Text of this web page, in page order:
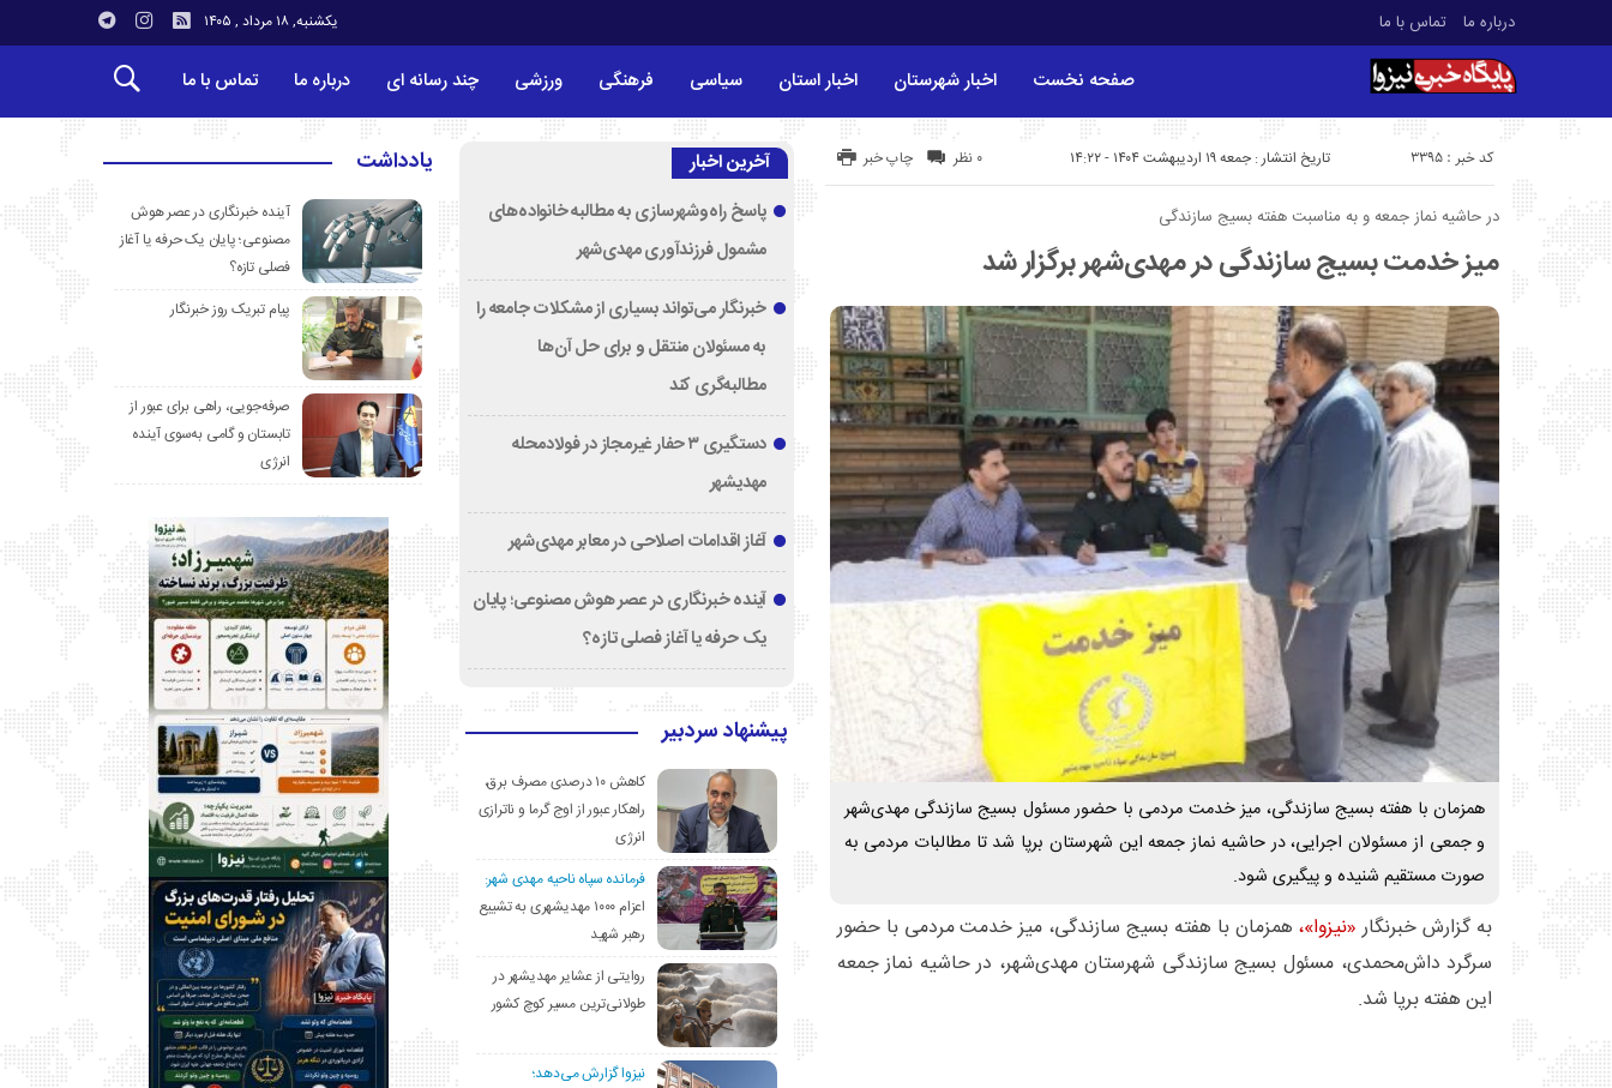
درباره ما تماس با ما یکشنبه, ۱۸ مرداد , ۱۴۰۵
صفحه نخست اخبار شهرستان اخبار استان سیاسی فرهنگی ورزشی چند رسانه ای درباره ما تماس با ما
تاریخ انتشار : جمعه ۱۹ اردیبهشت ۱۴۰۴ - ۱۴:۲۲ کد خبر : 3395 چاپ خبر ۰ نظر
در حاشیه نماز جمعه و به مناسبت هفته بسیج سازندگی
میز خدمت بسیج سازندگی در مهدی‌شهر برگزار شد
همزمان با هفته بسیج سازندگی، میز خدمت مردمی با حضور مسئول بسیج سازندگی مهدی‌شهر
و جمعی از مسئولان اجرایی، در حاشیه نماز جمعه این شهرستان برپا شد تا مطالبات مردمی به
صورت مستقیم شنیده و پیگیری شود.
به گزارش خبرنگار«نیزوا»، همزمان با هفته بسیج سازندگی، میز خدمت مردمی با حضور
سرگرد داش‌محمدی، مسئول بسیج سازندگی شهرستان مهدی‌شهر، در حاشیه نماز جمعه
این هفته برپا شد.
آخرین اخبار
پاسخ راه‌وشهرسازی به مطالبه خانواده‌های
مشمول فرزندآوری مهدی‌شهر
خبرنگار می‌تواند بسیاری از مشکلات جامعه را
به مسئولان منتقل و برای حل آن‌ها
مطالبه‌گری کند
دستگیری ۳ حفار غیرمجاز در فولادمحله
مهدیشهر
آغاز اقدامات اصلاحی در معابر مهدی‌شهر
آینده خبرنگاری در عصر هوش مصنوعی؛ پایان
یک حرفه یا آغاز فصلی تازه؟
پیشنهاد سردبیر
کاهش ۱۰ درصدی مصرف برق،
راهکار عبور از اوج گرما و ناترازی
انرژی
فرمانده سپاه ناحیه مهدی شهر:
اعزام ۱۰۰۰ مهدیشهری به تشییع
رهبر شهید
روایتی از عشایر مهدیشهر در
طولانی‌ترین مسیر کوچ کشور
نیزوا گزارش می‌دهد؛
یادداشت
آینده خبرنگاری در عصر هوش
مصنوعی؛ پایان یک حرفه یا آغاز
فصلی تازه؟
پیام تبریک روز خبرنگار
صرفه‌جویی، راهی برای عبور از
تابستان و گامی به‌سوی آینده
انرژی